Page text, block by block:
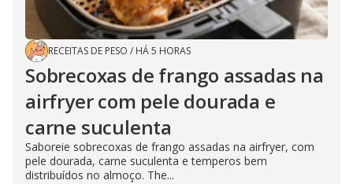
RECEITAS DE PESO / HÁ 5 HORAS
Sobrecoxas de frango assadas na
airfryer com pele dourada e
carne suculenta
Saboreie sobrecoxas de frango assadas na airfryer, com
pele dourada, carne suculenta e temperos bem
distribuídos no almoço. The...